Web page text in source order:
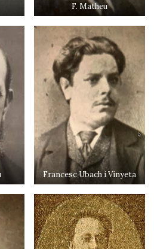
F. Matheu
Francesc Ubach i Vinyeta